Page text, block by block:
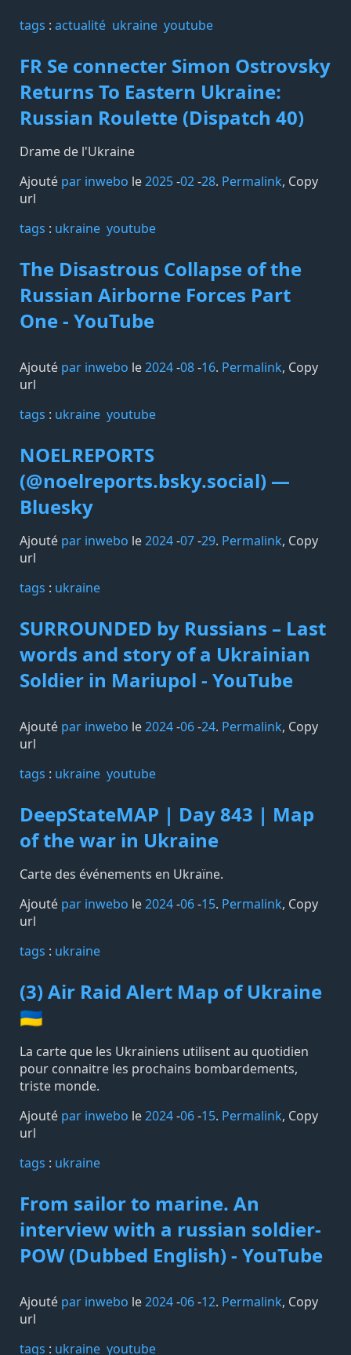
tags️ : actualité ukraine youtube
FR Se connecter Simon Ostrovsky
Returns To Eastern Ukraine:
Russian Roulette (Dispatch 40)
Drame de l'Ukraine
Ajouté par inwebo le2025-02-28. Permalink, Copy
url
tags️ : ukraine youtube
The Disastrous Collapse of the
Russian Airborne Forces Part
One - YouTube
Ajouté par inwebo le2024-08-16. Permalink, Copy
url
tags️ : ukraine youtube
NOELREPORTS
(@noelreports.bsky.social) —
Bluesky
Ajouté par inwebo le2024-07-29. Permalink, Copy
url
tags️ : ukraine
SURROUNDED by Russians – Last
words and story of a Ukrainian
Soldier in Mariupol - YouTube
Ajouté par inwebo le2024-06-24. Permalink, Copy
url
tags️ : ukraine youtube
DeepStateMAP | Day 843 | Map
of the war in Ukraine
Carte des événements en Ukraïne.
Ajouté par inwebo le2024-06-15. Permalink, Copy
url
tags️ : ukraine
(3) Air Raid Alert Map of Ukraine
🇺🇦
La carte que les Ukrainiens utilisent au quotidien
pour connaitre les prochains bombardements,
triste monde.
Ajouté par inwebo le2024-06-15. Permalink, Copy
url
tags️ : ukraine
From sailor to marine. An
interview with a russian soldier-
POW (Dubbed English) - YouTube
Ajouté par inwebo le2024-06-12. Permalink, Copy
url
tags️ : ukraine youtube